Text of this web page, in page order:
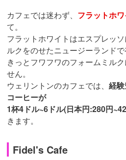
カフェでは迷わず、 フラットホワ
て。
フラットホワイトはエスプレッ
ルクをのせたニュージーランドで
きっとフワフワのフォームミル
せん。
ウェリントンのカフェでは、 経
コーヒーが
1杯4ドル~6ドル(日本円:280円
きます。
Fidel's Cafe